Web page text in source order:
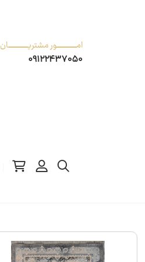
امـــــــــــور مشتریـــــــــــان
09122437050